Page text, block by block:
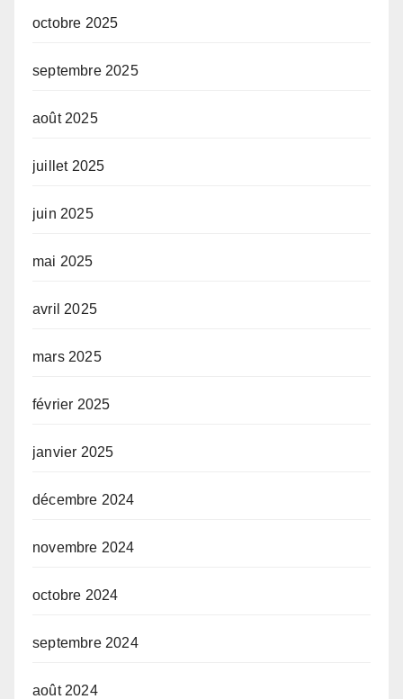
octobre 2025
septembre 2025
août 2025
juillet 2025
juin 2025
mai 2025
avril 2025
mars 2025
février 2025
janvier 2025
décembre 2024
novembre 2024
octobre 2024
septembre 2024
août 2024